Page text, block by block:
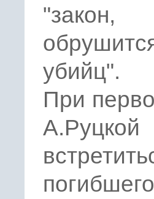
"закон,
убийц".
При